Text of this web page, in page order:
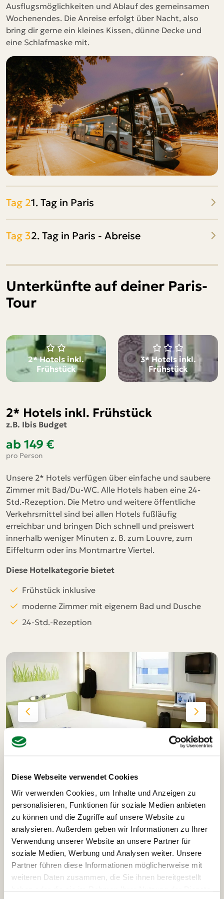
Diese Webseite verwendet Cookies
Wir verwenden Cookies, um Inhalte und Anzeigen zu
personalisieren, Funktionen für soziale Medien anbieten
zu können und die Zugriffe auf unsere Website zu
analysieren. Außerdem geben wir Informationen zu Ihrer
Verwendung unserer Website an unsere Partner für
soziale Medien, Werbung und Analysen weiter. Unsere
Partner führen diese Informationen möglicherweise mit
weiteren Daten zusammen, die Sie ihnen bereitgestellt
Ausflugsmöglichkeiten und Ablauf des gemeinsamen
Wochenendes. Die Anreise erfolgt über Nacht, also
bring dir gerne ein kleines Kissen, dünne Decke und
eine Schlafmaske mit.
Tag 21. Tag in Paris
Tag 32. Tag in Paris - Abreise
Unterkünfte auf deiner Paris-
Tour
2* Hotels inkl.
Frühstück
3* Hotels inkl.
Frühstück
2* Hotels inkl. Frühstück
z.B. Ibis Budget
ab 149 €
pro Person
Unsere 2* Hotels verfügen über einfache und saubere
Zimmer mit Bad/Du-WC. Alle Hotels haben eine 24-
Std.-Rezeption. Die Metro und weitere öffentliche
Verkehrsmittel sind bei allen Hotels fußläufig
erreichbar und bringen Dich schnell und preiswert
innerhalb weniger Minuten z. B. zum Louvre, zum
Eiffelturm oder ins Montmartre Viertel.
Diese Hotelkategorie bietet
Frühstück inklusive
moderne Zimmer mit eigenem Bad und Dusche
24-Std.-Rezeption
Ausflüge und Highlights
deiner Paris-Reise
Bootsfahrt auf der Seine Paris